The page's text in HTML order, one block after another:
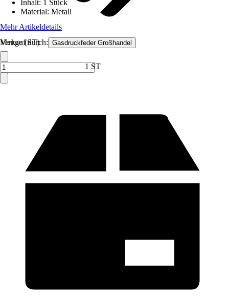
Verkauf durch: Gasdruckfeder Großhandel
Inhalt: 1 Stück
Material: Metall
Mehr Artikeldetails
Menge (ST)
1 ST